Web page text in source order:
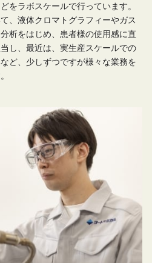
をラボスケールで行っています。
、液体クロマトグラフィーやガス
析をはじめ、患者様の使用感に直
し、最近は、実生産スケールでの
ど、少しずつですが様々な業務を